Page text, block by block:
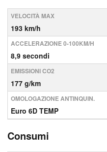
VELOCITÀ MAX
193 km/h
ACCELERAZIONE 0-100KM/H
8,9 secondi
EMISSIONI CO2
177 g/km
OMOLOGAZIONE ANTINQUIN.
Euro 6D TEMP
Consumi